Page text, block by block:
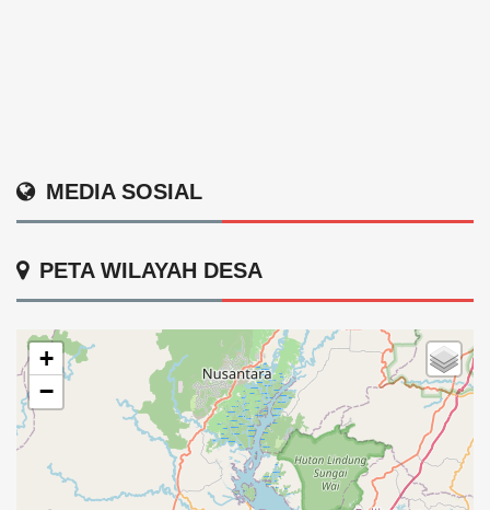
MEDIA SOSIAL
PETA WILAYAH DESA
+
−